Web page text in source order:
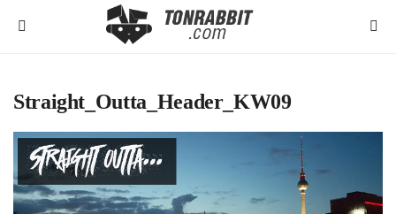
Straight_Outta_Header_KW09